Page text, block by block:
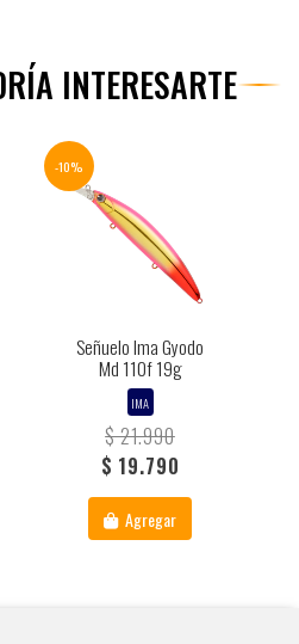
INTERESARTE
-10%
Señuelo Ima Gyodo
Md 110f 19g
IMA
$ 21.990
$ 19.790
Agregar